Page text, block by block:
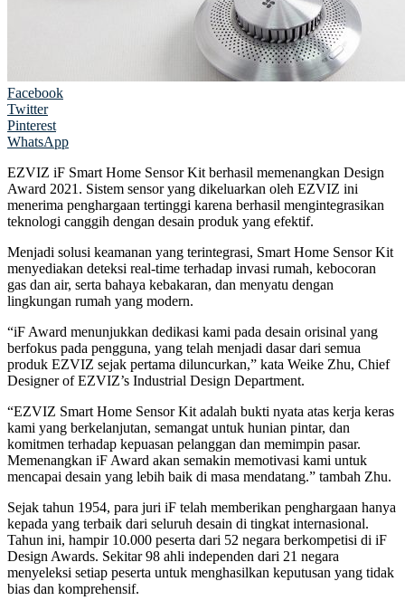
Facebook
Twitter
Pinterest
WhatsApp
EZVIZ iF Smart Home Sensor Kit berhasil memenangkan Design
Award 2021. Sistem sensor yang dikeluarkan oleh EZVIZ ini
menerima penghargaan tertinggi karena berhasil mengintegrasikan
teknologi canggih dengan desain produk yang efektif.
Menjadi solusi keamanan yang terintegrasi, Smart Home Sensor Kit
menyediakan deteksi real-time terhadap invasi rumah, kebocoran
gas dan air, serta bahaya kebakaran, dan menyatu dengan
lingkungan rumah yang modern.
“iF Award menunjukkan dedikasi kami pada desain orisinal yang
berfokus pada pengguna, yang telah menjadi dasar dari semua
produk EZVIZ sejak pertama diluncurkan,” kata Weike Zhu, Chief
Designer of EZVIZ’s Industrial Design Department.
“EZVIZ Smart Home Sensor Kit adalah bukti nyata atas kerja keras
kami yang berkelanjutan, semangat untuk hunian pintar, dan
komitmen terhadap kepuasan pelanggan dan memimpin pasar.
Memenangkan iF Award akan semakin memotivasi kami untuk
mencapai desain yang lebih baik di masa mendatang.” tambah Zhu.
Sejak tahun 1954, para juri iF telah memberikan penghargaan hanya
kepada yang terbaik dari seluruh desain di tingkat internasional.
Tahun ini, hampir 10.000 peserta dari 52 negara berkompetisi di iF
Design Awards. Sekitar 98 ahli independen dari 21 negara
menyeleksi setiap peserta untuk menghasilkan keputusan yang tidak
bias dan komprehensif.